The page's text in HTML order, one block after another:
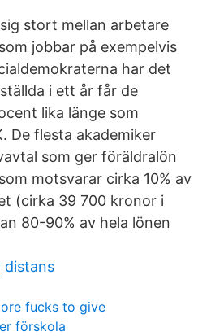
stort mellan arbetare
jobbar på exempelvis
har det
i ett år får de
lika länge som
De flesta akademiker
som ger föräldralön
motsvarar cirka 10% av
(cirka 39 700 kronor i
80-90% av hela lönen
distans
fucks to give
förskola